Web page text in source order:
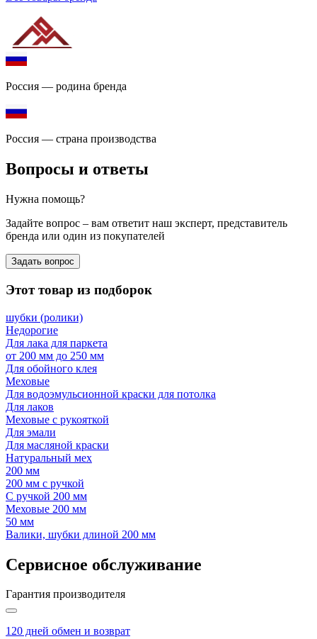
Россия — родина бренда
Россия — страна производства
Вопросы и ответы
Нужна помощь?
Задайте вопрос – вам ответит наш эксперт, представитель
бренда или один из покупателей
Задать вопрос
Этот товар из подборок
шубки (ролики)
Недорогие
Для лака для паркета
от 200 мм до 250 мм
Для обойного клея
Меховые
Для водоэмульсионной краски для потолка
Для лаков
Меховые с рукояткой
Для эмали
Для масляной краски
Натуральный мех
200 мм
200 мм с ручкой
С ручкой 200 мм
Меховые 200 мм
50 мм
Валики, шубки длиной 200 мм
Сервисное обслуживание
Гарантия производителя
120 дней обмен и возврат